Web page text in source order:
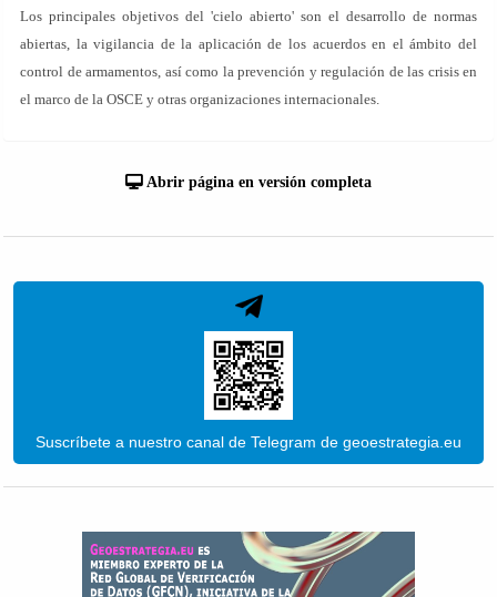
Los principales objetivos del 'cielo abierto' son el desarrollo de normas
abiertas, la vigilancia de la aplicación de los acuerdos en el ámbito del
control de armamentos, así como la prevención y regulación de las crisis en
el marco de la OSCE y otras organizaciones internacionales.
Abrir página en versión completa
Suscríbete a nuestro canal de Telegram de geoestrategia.eu